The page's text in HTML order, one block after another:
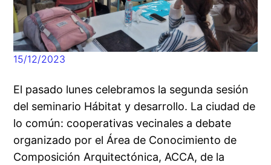
15/12/2023
El pasado lunes celebramos la segunda sesión
del seminario Hábitat y desarrollo. La ciudad de
lo común: cooperativas vecinales a debate
organizado por el Área de Conocimiento de
Composición Arquitectónica, ACCA, de la